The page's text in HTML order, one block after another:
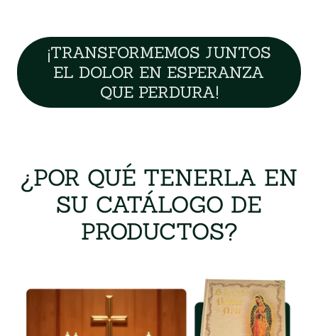
¡TRANSFORMEMOS JUNTOS
EL DOLOR EN ESPERANZA
QUE PERDURA!
¿POR QUÉ TENERLA EN
SU CATÁLOGO DE
PRODUCTOS?